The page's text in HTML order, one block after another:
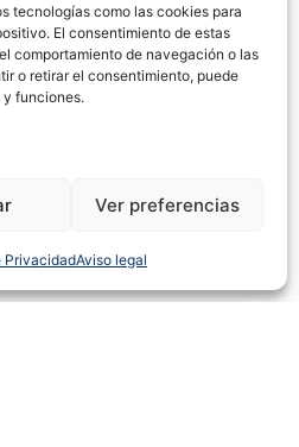
tecnologías como las cookies para
El consentimiento de estas
comportamiento de navegación o las
o retirar el consentimiento, puede
funciones.
Ver preferencias
PrivacidadAviso legal
la Montaña Central